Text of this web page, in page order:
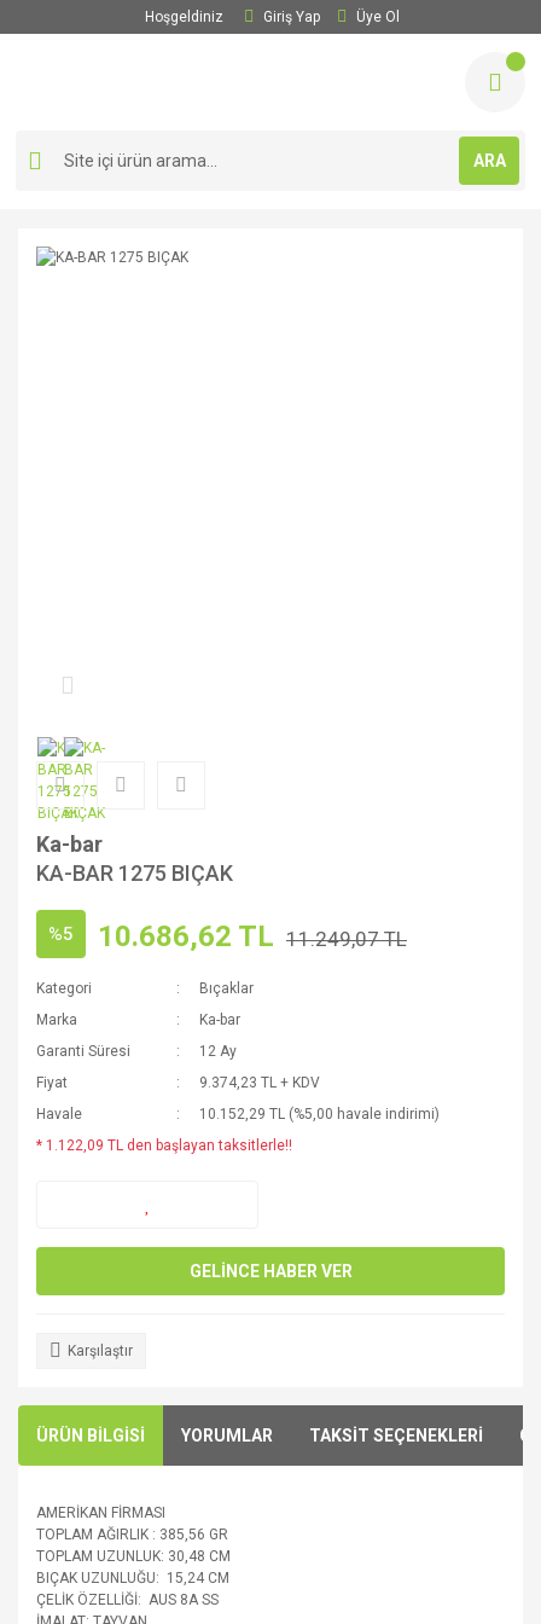
Hoşgeldiniz Giriş Yap Üye Ol
ARA
Ka-bar
KA-BAR 1275 BIÇAK
%5 10.686,62 TL 11.249,07 TL
Kategori
Bıçaklar
Marka
Ka-bar
Garanti Süresi
12 Ay
Fiyat
9.374,23 TL + KDV
Havale
10.152,29 TL (%5,00 havale indirimi)
* 1.122,09 TL den başlayan taksitlerle!!
GELİNCE HABER VER
Karşılaştır
ÜRÜN BİLGİSİ YORUMLAR TAKSİT SEÇENEKLERİ
AMERİKAN FİRMASI
TOPLAM AĞIRLIK : 385,56 GR
TOPLAM UZUNLUK: 30,48 CM
BIÇAK UZUNLUĞU: 15,24 CM
ÇELİK ÖZELLİĞİ: AUS 8A SS